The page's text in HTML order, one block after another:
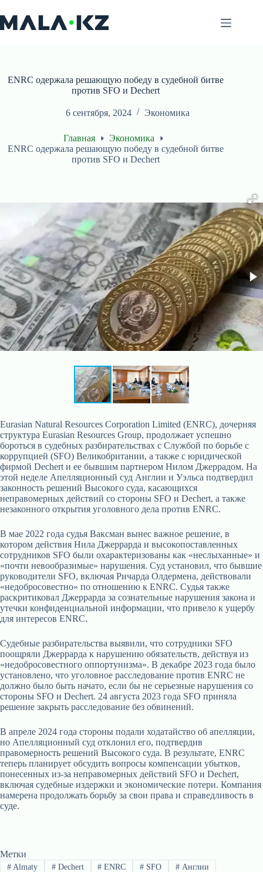
к
сути
ENRC одержала решающую победу в судебной битве
против SFO и Dechert
6 сентября, 2024 Экономика
Главная
Экономика
ENRC одержала решающую победу в судебной битве
против SFO и Dechert
Eurasian Natural Resources Corporation Limited (ENRC), дочерняя
структура Eurasian Resources Group, продолжает успешно
бороться в судебных разбирательствах с Службой по борьбе с
коррупцией (SFO) Великобритании, а также с юридической
фирмой Dechert и ее бывшим партнером Нилом Джеррадом. На
этой неделе Апелляционный суд Англии и Уэльса подтвердил
законность решений Высокого суда, касающихся
неправомерных действий со стороны SFO и Dechert, а также
незаконного открытия уголовного дела против ENRC.
В мае 2022 года судья Ваксман вынес важное решение, в
котором действия Нила Джеррарда и высокопоставленных
сотрудников SFO были охарактеризованы как «неслыханные» и
«почти невообразимые» нарушения. Суд установил, что бывшие
руководители SFO, включая Ричарда Олдермена, действовали
«недобросовестно» по отношению к ENRC. Судья также
раскритиковал Джеррарда за сознательные нарушения закона и
утечки конфиденциальной информации, что привело к ущербу
для интересов ENRC.
Судебные разбирательства выявили, что сотрудники SFO
поощряли Джеррарда к нарушению обязательств, действуя из
«недобросовестного оппортунизма». В декабре 2023 года было
установлено, что уголовное расследование против ENRC не
должно было быть начато, если бы не серьезные нарушения со
стороны SFO и Dechert. 24 августа 2023 года SFO приняла
решение закрыть расследование без обвинений.
В апреле 2024 года стороны подали ходатайство об апелляции,
но Апелляционный суд отклонил его, подтвердив
правомерность решений Высокого суда. В результате, ENRC
теперь планирует обсудить вопросы компенсации убытков,
понесенных из-за неправомерных действий SFO и Dechert,
включая судебные издержки и экономические потери. Компания
намерена продолжать борьбу за свои права и справедливость в
суде.
Метки
#Almaty #Dechert # ENRC # SFO # Англии